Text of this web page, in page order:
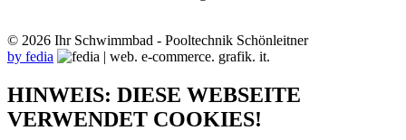
© 2026 Ihr Schwimmbad - Pooltechnik Schönleitner
by fedia
HINWEIS: DIESE WEBSEITE
VERWENDET COOKIES!